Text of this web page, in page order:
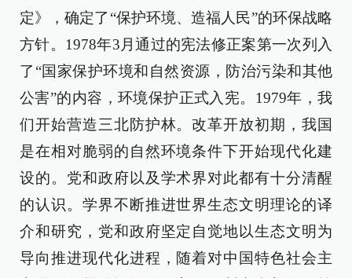
定》，确定了“保护环境、造福人民”的环保战略
方针。1978年3月通过的宪法修正案第一次列入
了“国家保护环境和自然资源，防治污染和其他
公害”的内容，环境保护正式入宪。1979年，我
们开始营造三北防护林。改革开放初期，我国
是在相对脆弱的自然环境条件下开始现代化建
设的。党和政府以及学术界对此都有十分清醒
的认识。学界不断推进世界生态文明理论的译
介和研究，党和政府坚定自觉地以生态文明为
导向推进现代化进程，随着对中国特色社会主